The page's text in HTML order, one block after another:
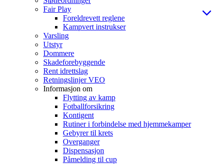
Fair Play
Foreldrevett reglene
Kampvert instrukser
Varsling
Utstyr
Dommere
Skadeforebyggende
Rent idrettslag
Retningslinjer VEO
Informasjon om
Flytting av kamp
Fotballforsikring
Kontigent
Rutiner i forbindelse med hjemmekamper
Gebyrer til krets
Overganger
Dispensasjon
Påmelding til cup